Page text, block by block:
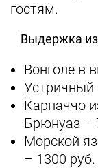
гостям.
Выдержка
Вонголе в
Устричный
Карпаччо
Брюнуаз –
Морской
– 1300 руб.